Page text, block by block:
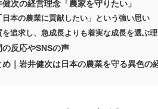
健次の経営理念「農家を守りたい」
日本の農業に貢献したい」という強い思い
を追求し、急成長よりも着実な成長を選ぶ
の反応やSNSの声
め｜岩井健次は日本の農業を守る異色の